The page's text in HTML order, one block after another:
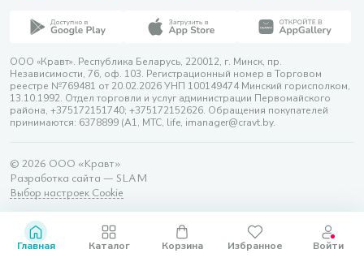
ООО «Кравт». Республика Беларусь, 220012, г. Минск, пр.
Независимости, 76, оф. 103. Регистрационный номер в Торговом
реестре №769481 от 20.02.2026 УНП 100149474 Минский горисполком,
13.10.1992. Отдел торговли и услуг администрации Первомайского
района, +375172151740; +375172152626. Обращения покупателей
принимаются: 6378899 (А1, МТС, life, imanager@cravt.by.
© 2026 ООО «Кравт»
Разработка сайта — SLAM
Выбор настроек Cookie
Главная Каталог Корзина Избранное Войти